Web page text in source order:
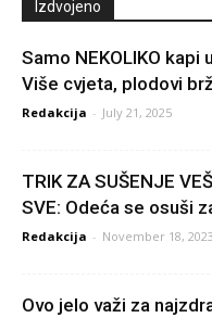
Izdvojeno
Samo NEKOLIKO kapi
Više cvjeta, plodovi
Redakcija - July 21, 2025
TRIK ZA SUŠENJE
SVE: Odeća se osuši
Redakcija - November 18, 2023
Ovo jelo važi za